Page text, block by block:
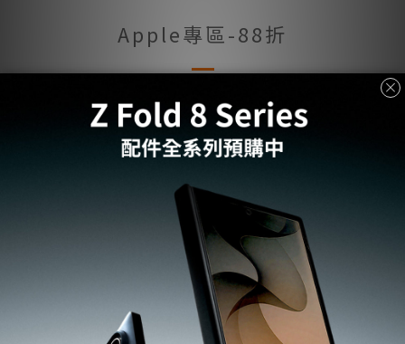
Apple專區-88折
此分類沒有商品
Apple專區-32折起